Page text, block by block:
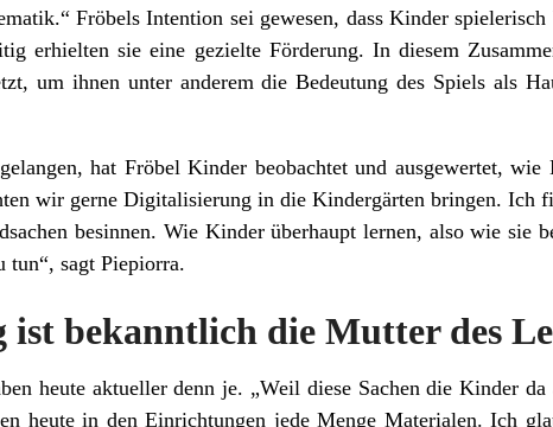
Fröbels Intention sei gewesen, dass Kinder
erhielten sie eine gezielte Förderung. In diesem
um ihnen unter anderem die Bedeutung des Spiels als
hat Fröbel Kinder beobachtet und ausgewertet,
wir gerne Digitalisierung in die Kindergärten bringen. Ich
besinnen. Wie Kinder überhaupt lernen, also wie sie
tun“, sagt Piepiorra.
ist bekanntlich die Mutter des
heute aktueller denn je. „Weil diese Sachen die Kinder
heute in den Einrichtungen jede Menge Materialen. Ich